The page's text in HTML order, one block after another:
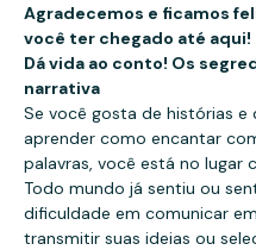
Agradecemos e ficamos
você ter chegado até aqui!
Dá vida ao conto! Os
narrativa
Se você gosta de histórias e
aprender como encantar
palavras, você está no lugar
Todo mundo já sentiu ou
dificuldade em comunicar
transmitir suas ideias ou